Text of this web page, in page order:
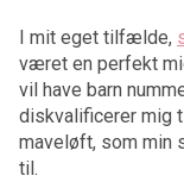
I mit eget tilfælde,
været en perfekt
vil have barn
diskvalificerer mig
maveløft, som min
til.